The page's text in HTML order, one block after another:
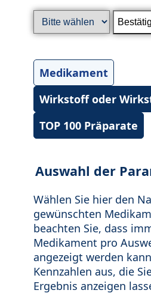
Medikament
Wirkstoff oder
TOP 100 Präparate
Auswahl der
Wählen Sie hier den
gewünschten
beachten Sie, dass
Medikament pro
angezeigt werden
Kennzahlen aus, die
Ergebnis anzeigen